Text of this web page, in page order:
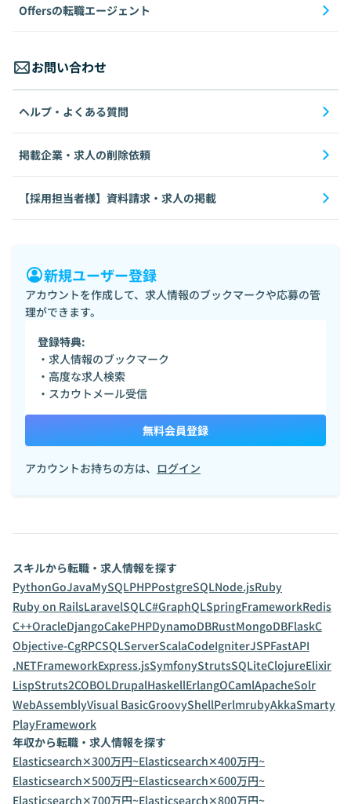
Offersの転職エージェント
お問い合わせ
ヘルプ・よくある質問
掲載企業・求人の削除依頼
【採用担当者様】資料請求・求人の掲載
新規ユーザー登録
アカウントを作成して、求人情報のブックマークや応募の管
理ができます。
登録特典:
・求人情報のブックマーク
・高度な求人検索
・スカウトメール受信
無料会員登録
アカウントお持ちの方は、 ログイン
スキルから転職・求人情報を探す
PythonGoJavaMySQLPHPPostgreSQLNode.jsRuby
Ruby on RailsLaravelSQLC#GraphQLSpringFrameworkRedis
C++OracleDjangoCakePHPDynamoDBRustMongoDBFlaskC
Objective-CgRPCSQLServerScalaCodeIgniterJSPFastAPI
.NETFrameworkExpress.jsSymfonyStrutsSQLiteClojureElixir
LispStruts2COBOLDrupalHaskellErlangOCamlApacheSolr
WebAssemblyVisual BasicGroovyShellPerlmrubyAkkaSmarty
PlayFramework
年収から転職・求人情報を探す
Elasticsearch✕300万円~Elasticsearch✕400万円~
Elasticsearch✕500万円~Elasticsearch✕600万円~
Elasticsearch✕700万円~Elasticsearch✕800万円~